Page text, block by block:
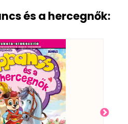
és a hercegnők: